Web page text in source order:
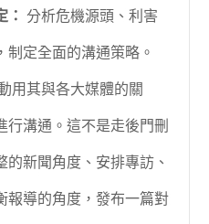
分析危機源頭、利害
制定全面的溝通策略。
用其與各大媒體的關
行溝通。這不是走後門刪
新聞角度、安排專訪、
報導的角度，發布一篇對